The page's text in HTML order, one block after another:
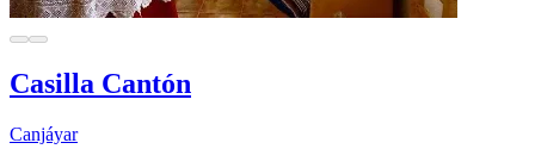
Casilla Cantón
Canjáyar